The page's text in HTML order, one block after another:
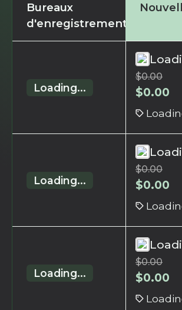
Bureaux
d'enregistrement
Loading...
$0.00
$0.00
Loading...
$0.00
$0.00
Loading...
$0.00
$0.00